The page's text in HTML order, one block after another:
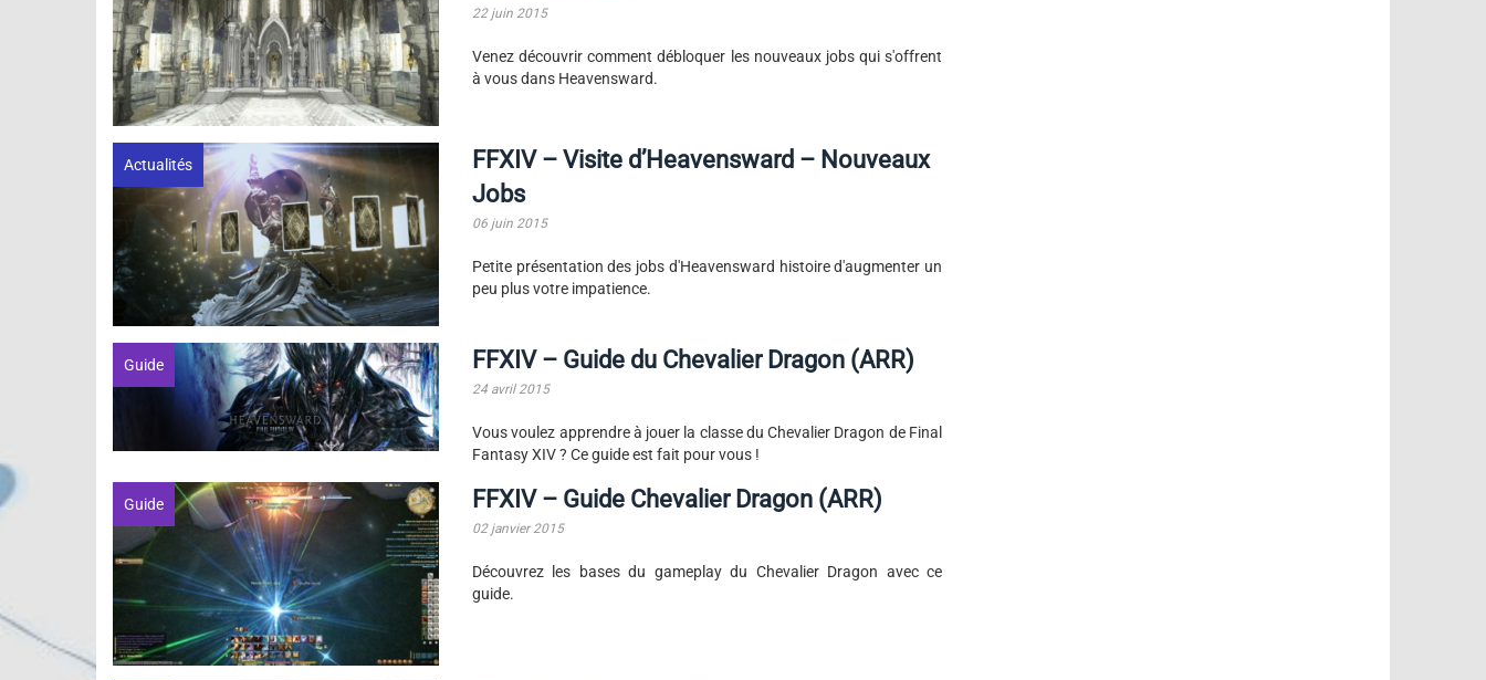
22 juin 2015
Venez découvrir comment débloquer les nouveaux jobs qui s'offrent
à vous dans Heavensward.
Actualités
FFXIV – Visite d’Heavensward – Nouveaux
Jobs
06 juin 2015
Petite présentation des jobs d'Heavensward histoire d'augmenter un
peu plus votre impatience.
Guide FFXIV – Guide du Chevalier Dragon (ARR)
24 avril 2015
Vous voulez apprendre à jouer la classe du Chevalier Dragon de Final
Fantasy XIV ? Ce guide est fait pour vous !
Guide FFXIV – Guide Chevalier Dragon (ARR)
02 janvier 2015
Découvrez les bases du gameplay du Chevalier Dragon avec ce
guide.